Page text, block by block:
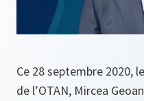
Ce 28 septembre 2020,
de l’OTAN, Mircea